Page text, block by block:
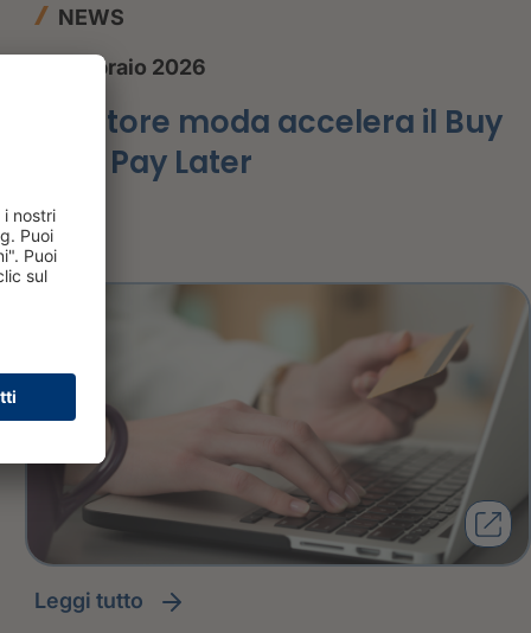
NEWS
17 febbraio 2026
Il settore moda accelera il Buy
Now Pay Later
leggi tutto